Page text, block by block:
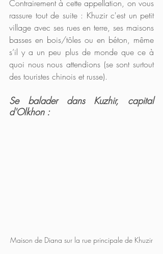
Contrairement à cette appellation, on vous
rassure tout de suite : Khuzir c'est un petit
village avec ses rues en terre, ses maisons
basses en bois/tôles ou en béton, même
s’il y a un peu plus de monde que ce à
quoi nous nous attendions (se sont surtout
des touristes chinois et russe).
Se balader dans Kuzhir, capital
d'Olkhon :
Maison de Diana sur la rue principale de Khuzir